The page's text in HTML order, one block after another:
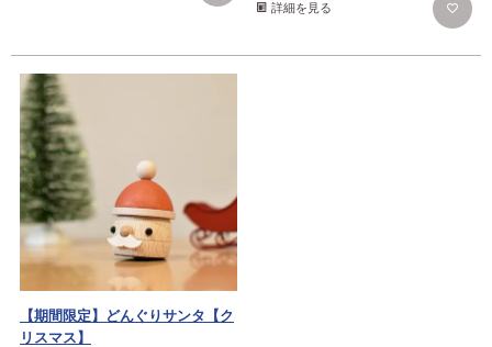
詳細を見る
【期間限定】どんぐりサンタ【ク
リスマス】